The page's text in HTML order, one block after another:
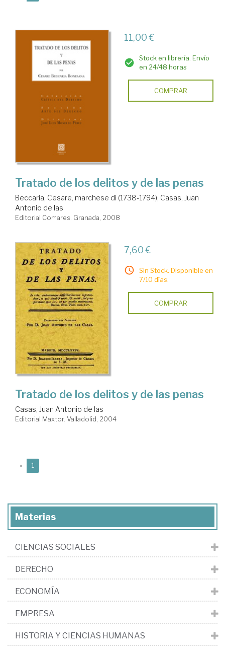
11,00 €
Stock en librería. Envío
en 24/48 horas
COMPRAR
Tratado de los delitos y de las penas
Beccaria, Cesare, marchese di (1738-1794); Casas, Juan
Antonio de las
Editorial Comares. Granada, 2008
7,60 €
Sin Stock. Disponible en
7/10 días.
COMPRAR
Tratado de los delitos y de las penas
Casas, Juan Antonio de las
Editorial Maxtor. Valladolid, 2004
« 1
Materias
CIENCIAS SOCIALES
DERECHO
ECONOMÍA
EMPRESA
HISTORIA Y CIENCIAS HUMANAS